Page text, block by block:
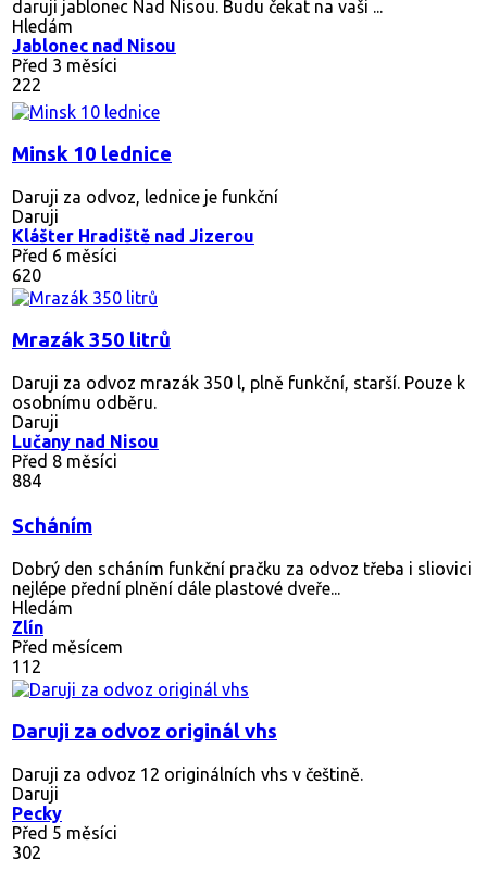
daruji jablonec Nad Nisou. Budu čekat na vaši ...
Hledám
Jablonec nad Nisou
Před 3 měsíci
222
Minsk 10 lednice
Daruji za odvoz, lednice je funkční
Daruji
Klášter Hradiště nad Jizerou
Před 6 měsíci
620
Mrazák 350 litrů
Daruji za odvoz mrazák 350 l, plně funkční, starší. Pouze k
osobnímu odběru.
Daruji
Lučany nad Nisou
Před 8 měsíci
884
Scháním
Dobrý den scháním funkční pračku za odvoz třeba i sliovici
nejlépe přední plnění dále plastové dveře...
Hledám
Zlín
Před měsícem
112
Daruji za odvoz originál vhs
Daruji za odvoz 12 originálních vhs v češtině.
Daruji
Pecky
Před 5 měsíci
302